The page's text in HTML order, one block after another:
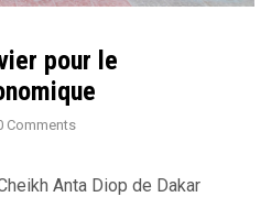
pour le
Comments
Anta Diop de Dakar